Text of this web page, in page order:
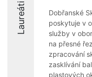
Laureáti
Dobřanské
poskytuje v
služby v
na přesné
zpracování
zasklívání
plastových